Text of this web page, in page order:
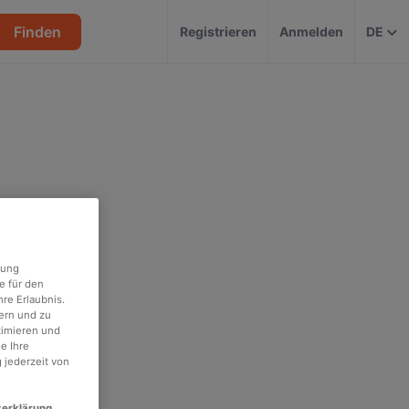
Finden Registrieren Anmelden DE
für den
Erlaubnis.
und zu
und
Ihre
jederzeit von